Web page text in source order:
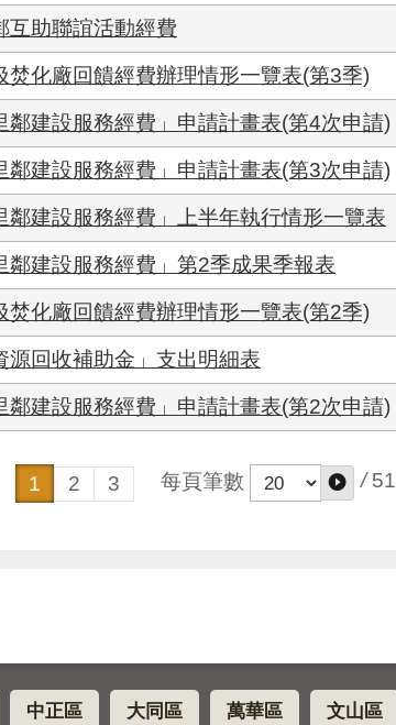
互助聯誼活動經費
化廠回饋經費辦理情形一覽表(第3季)
建設服務經費」申請計畫表(第4次申請)
建設服務經費」申請計畫表(第3次申請)
建設服務經費」上半年執行情形一覽表
建設服務經費」第2季成果季報表
化廠回饋經費辦理情形一覽表(第2季)
回收補助金」支出明細表
建設服務經費」申請計畫表(第2次申請)
1 2 3 每頁筆數 / 51
中正區 大同區 萬華區 文山區